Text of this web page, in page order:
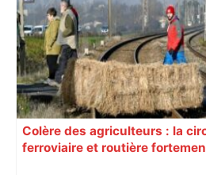
Colère des agriculteurs : la
ferroviaire et routière